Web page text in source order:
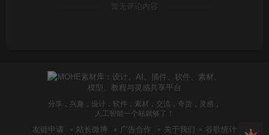
暂无评论内容
分享，兴趣，设计，软件，素材，交流，奇货，灵感，
人工智能一个站就够了！
友链申请 站长微博 广告合作 关于我们 谷歌统计